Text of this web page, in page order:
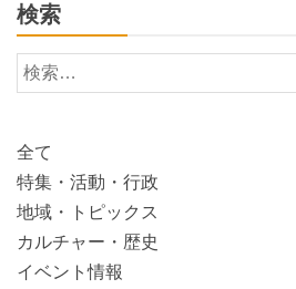
検索
検
索:
全て
特集・活動・行政
地域・トピックス
カルチャー・歴史
イベント情報